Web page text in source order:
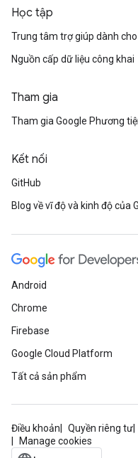
Học tập
Trung tâm trợ giúp dành
Nguồn cấp dữ liệu công khai
Tham gia
Tham gia Google Phương
Kết nối
GitHub
Blog về vĩ độ và kinh độ của
Android
Chrome
Firebase
Google Cloud Platform
Tất cả sản phẩm
Điều khoản Quyền riêng tư
Manage cookies